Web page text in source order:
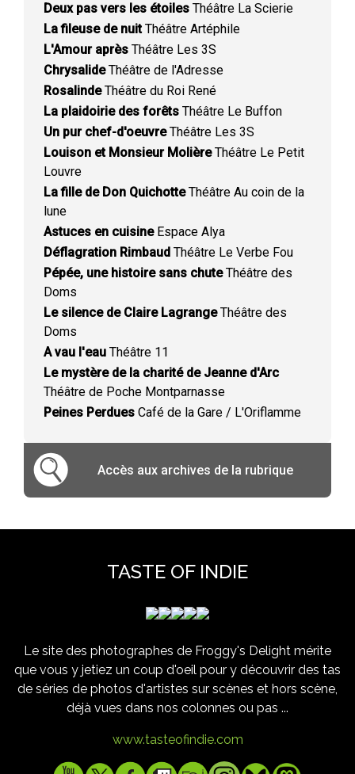
Deux pas vers les étoiles Théâtre La Scierie
La fileuse de nuitThéâtre Artéphile
L'Amour après Théâtre Les 3S
ChrysalideThéâtre de l'Adresse
RosalindeThéâtre du Roi René
La plaidoirie des forêts Théâtre Le Buffon
Un pur chef-d'oeuvreThéâtre Les 3S
Louison et Monsieur MolièreThéâtre Le Petit
Louvre
La fille de Don QuichotteThéâtre Au coin de la
lune
Astuces en cuisineEspace Alya
Déflagration Rimbaud Théâtre Le Verbe Fou
Pépée, une histoire sans chuteThéâtre des
Doms
Le silence de Claire LagrangeThéâtre des
Doms
A vau l'eau Théâtre 11
Le mystère de la charité de Jeanne d'Arc
Théâtre de Poche Montparnasse
Peines Perdues Café de la Gare / L'Oriflamme
Accès aux archives de la rubrique
TASTE OF INDIE
Le site des photographes de Froggy's Delight mérite
que vous y jetiez un coup d'oeil pour y découvrir des tas
de séries de photos d'artistes sur scènes et hors scène,
déjà vues dans nos colonnes ou pas ...
www.tasteofindie.com